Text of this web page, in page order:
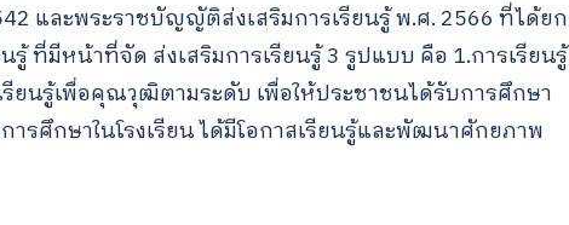
และพระราชบัญญัติส่งเสริมการเรียนรู้ พ.ศ. 2566 ที่ได้ยก
ที่มีหน้าที่จัด ส่งเสริมการเรียนรู้ 3 รูปแบบ คือ 1.การเรียนรู้
ยนรู้เพื่อคุณวุฒิตามระดับ เพื่อให้ประชาชนได้รับการศึกษา
รศึกษาในโรงเรียน ได้มีโอกาสเรียนรู้และพัฒนาศักยภาพ